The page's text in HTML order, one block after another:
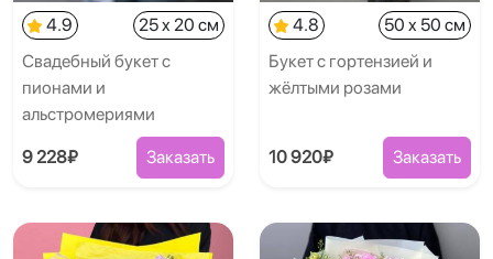
4.9
25 x 20 см
Свадебный букет с
пионами и
альстромериями
9 228₽ Заказать
4.8
50 x 50 см
Букет с гортензией и
жёлтыми розами
10 920₽ Заказать